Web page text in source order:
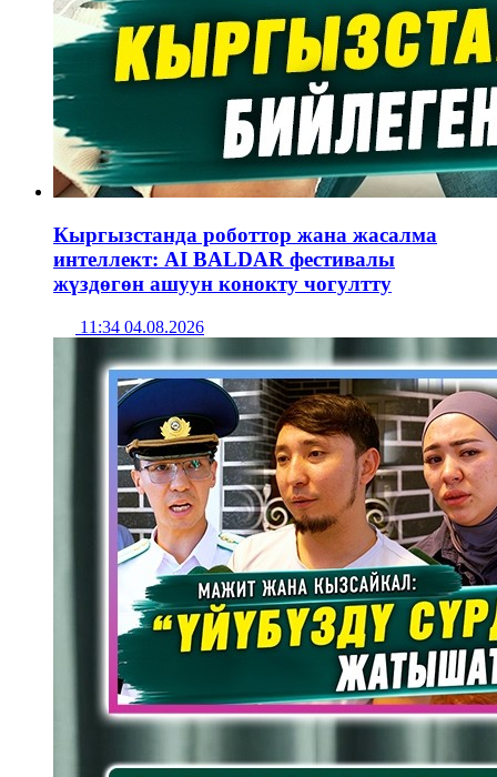
Кыргызстанда роботтор жана жасалма
интеллект: AI BALDAR фестивалы
жүздөгөн ашуун конокту чогултту
11:34 04.08.2026